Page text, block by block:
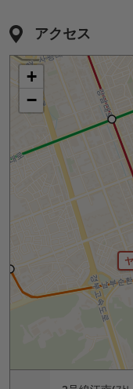
アクセス
+
−